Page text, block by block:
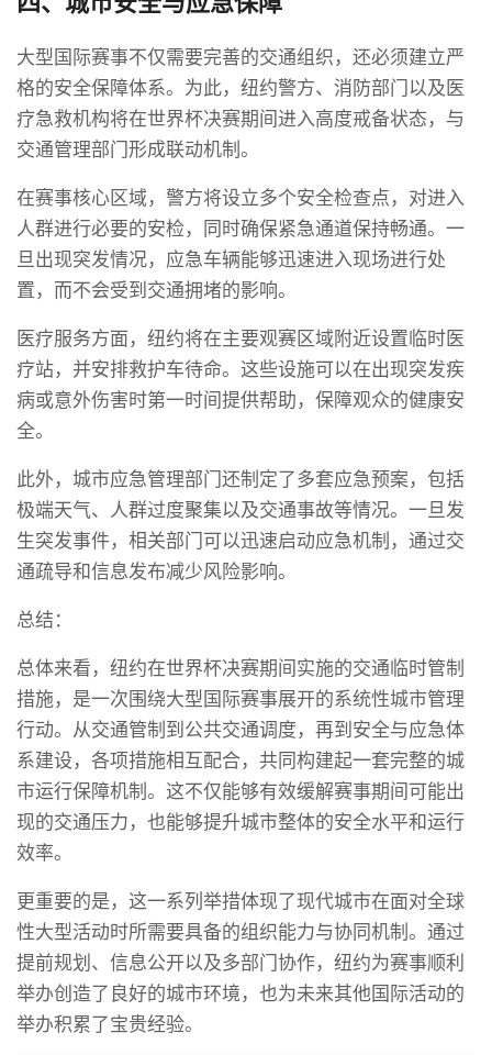
大型国际赛事不仅需要完善的交通组织，还必须建立严
格的安全保障体系。为此，纽约警方、消防部门以及医
疗急救机构将在世界杯决赛期间进入高度戒备状态，与
交通管理部门形成联动机制。
在赛事核心区域，警方将设立多个安全检查点，对进入
人群进行必要的安检，同时确保紧急通道保持畅通。一
旦出现突发情况，应急车辆能够迅速进入现场进行处
置，而不会受到交通拥堵的影响。
医疗服务方面，纽约将在主要观赛区域附近设置临时医
疗站，并安排救护车待命。这些设施可以在出现突发疾
病或意外伤害时第一时间提供帮助，保障观众的健康安
全。
此外，城市应急管理部门还制定了多套应急预案，包括
极端天气、人群过度聚集以及交通事故等情况。一旦发
生突发事件，相关部门可以迅速启动应急机制，通过交
通疏导和信息发布减少风险影响。
总结：
总体来看，纽约在世界杯决赛期间实施的交通临时管制
措施，是一次围绕大型国际赛事展开的系统性城市管理
行动。从交通管制到公共交通调度，再到安全与应急体
系建设，各项措施相互配合，共同构建起一套完整的城
市运行保障机制。这不仅能够有效缓解赛事期间可能出
现的交通压力，也能够提升城市整体的安全水平和运行
效率。
更重要的是，这一系列举措体现了现代城市在面对全球
性大型活动时所需要具备的组织能力与协同机制。通过
提前规划、信息公开以及多部门协作，纽约为赛事顺利
举办创造了良好的城市环境，也为未来其他国际活动的
举办积累了宝贵经验。